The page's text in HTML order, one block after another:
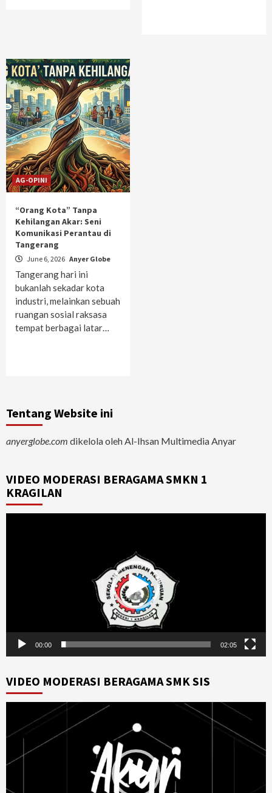
AG-OPINI
“Orang Kota” Tanpa
Kehilangan Akar: Seni
Komunikasi Perantau di
Tangerang
June 6, 2026 Anyer Globe
Tangerang hari ini
bukanlah sekadar kota
industri, melainkan sebuah
ruangan sosial raksasa
tempat berbagai latar…
Tentang Website ini
anyerglobe.com dikelola oleh Al-Ihsan Multimedia Anyar
VIDEO MODERASI BERAGAMA SMKN 1
KRAGILAN
00:00 02:05
VIDEO MODERASI BERAGAMA SMK SIS
Player